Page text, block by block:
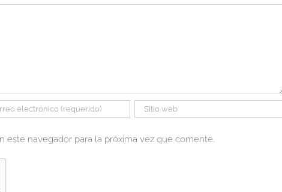
complejidad
este navegador para la próxima vez que comente.